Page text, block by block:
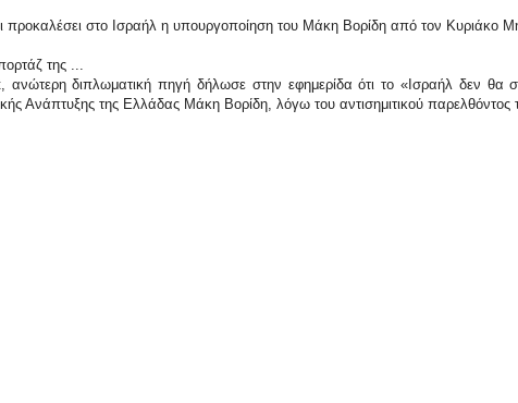
προκαλέσει στο Ισραήλ η υπουργοποίηση του Μάκη Βορίδη από τον Κυριάκο
της ...
διπλωματική πηγή δήλωσε στην εφημερίδα ότι το «Ισραήλ δεν θα
Ανάπτυξης της Ελλάδας Μάκη Βορίδη, λόγω του αντισημιτικού παρελθόντος